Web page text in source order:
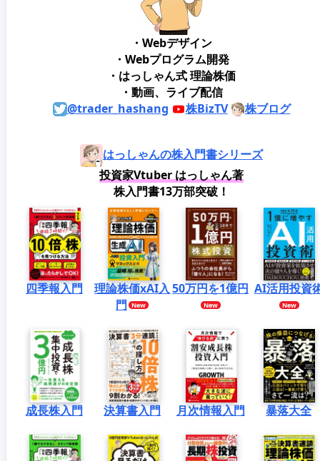
・Webデザイン
・Webプログラム開発
・はっしゃん式 理論株価
・動画、ライブ配信
@trader_hashang
株BizTV 株ブログ
はっしゃんの株入門書シリーズ
投資家Vtuber はっしゃん著
株入門書13万部突破！
四季報入門
理論株価xAI入
門
50万円を1億円 AI活用投資
成長株入門 決算書入門 月次情報入門 暴落大全